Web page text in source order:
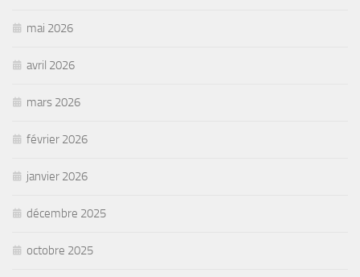
mai 2026
avril 2026
mars 2026
février 2026
janvier 2026
décembre 2025
octobre 2025